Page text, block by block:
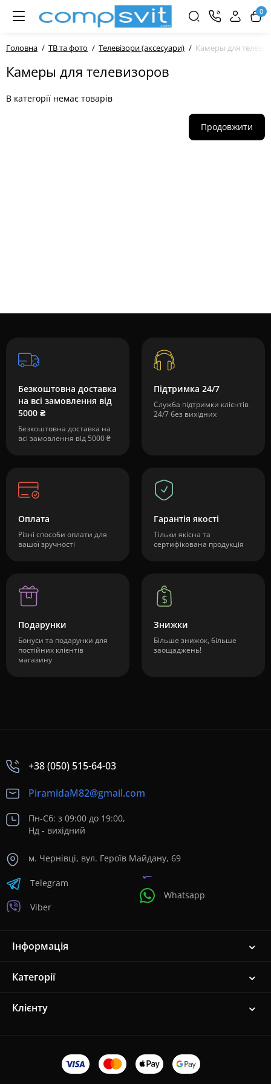
0
Головна ТВ та фото Телевізори (аксесуари) Камеры для
Камеры для телевизоров
В категорії немає товарів
Продовжити
Безкоштовна доставка
на всі замовлення від
5000 ₴
Безкоштовна доставка на
всі замовлення від 5000 ₴
Підтримка 24/7
Служба підтримки клієнтів
24/7 без вихідних
Оплата
Різні способи оплати для
вашої зручності
Гарантія якості
Тільки якісна та
сертифікована продукція
Подарунки
Бонуси та подарунки для
постійних клієнтів
магазину
Знижки
Більше знижок, більше
заощаджень!
+38 (050) 515-64-03
PiramidaM82@gmail.com
Пн-Сб: з 09:00 до 19:00,
Нд - вихідний
м. Чернівці, вул. Героїв Майдану, 69
Telegram
Viber
Whatsapp
Інформація
Категорії
Клієнту